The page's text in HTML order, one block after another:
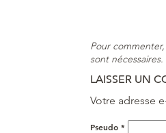
Pour
sont nécessaires.
LAISSER UN
Votre adresse
Pseudo *